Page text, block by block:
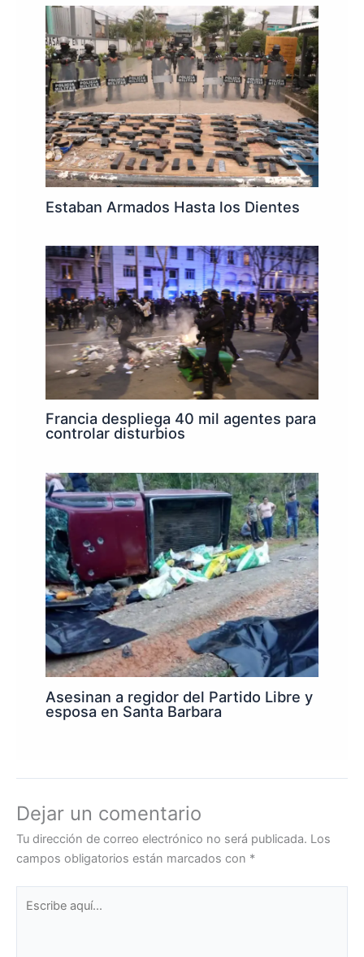
Estaban Armados Hasta los Dientes
Francia despliega 40 mil agentes para
controlar disturbios
Asesinan a regidor del Partido Libre y
esposa en Santa Barbara
Dejar un comentario
Tu dirección de correo electrónico no será publicada. Los
campos obligatorios están marcados con *
aquí...